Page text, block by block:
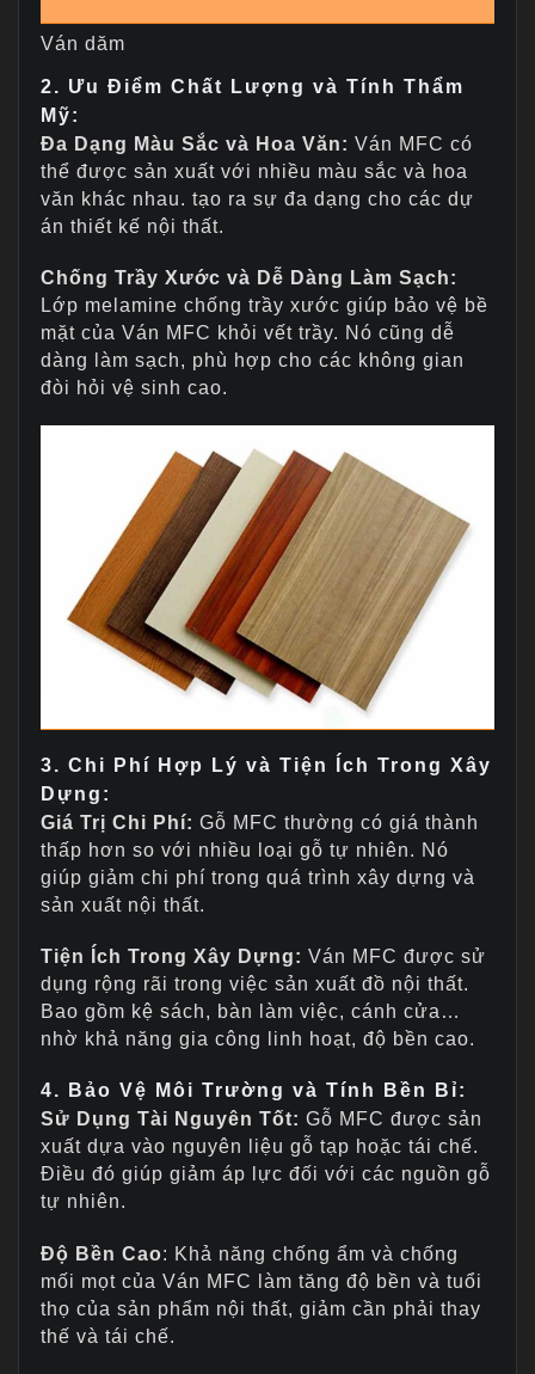
Ván dăm
2. Ưu Điểm Chất Lượng và Tính Thẩm
Mỹ:
Đa Dạng Màu Sắc và Hoa Văn: Ván MFC có
thể được sản xuất với nhiều màu sắc và hoa
văn khác nhau. tạo ra sự đa dạng cho các dự
án thiết kế nội thất.
Chống Trầy Xước và Dễ Dàng Làm Sạch:
Lớp melamine chống trầy xước giúp bảo vệ bề
mặt của Ván MFC khỏi vết trầy. Nó cũng dễ
dàng làm sạch, phù hợp cho các không gian
đòi hỏi vệ sinh cao.
3. Chi Phí Hợp Lý và Tiện Ích Trong Xây
Dựng:
Giá Trị Chi Phí: Gỗ MFC thường có giá thành
thấp hơn so với nhiều loại gỗ tự nhiên. Nó
giúp giảm chi phí trong quá trình xây dựng và
sản xuất nội thất.
Tiện Ích Trong Xây Dựng: Ván MFC được sử
dụng rộng rãi trong việc sản xuất đồ nội thất.
Bao gồm kệ sách, bàn làm việc, cánh cửa…
nhờ khả năng gia công linh hoạt, độ bền cao.
4. Bảo Vệ Môi Trường và Tính Bền Bỉ:
Sử Dụng Tài Nguyên Tốt: Gỗ MFC được sản
xuất dựa vào nguyên liệu gỗ tạp hoặc tái chế.
Điều đó giúp giảm áp lực đối với các nguồn gỗ
tự nhiên.
Độ Bền Cao: Khả năng chống ẩm và chống
mối mọt của Ván MFC làm tăng độ bền và tuổi
thọ của sản phẩm nội thất, giảm cần phải thay
thế và tái chế.